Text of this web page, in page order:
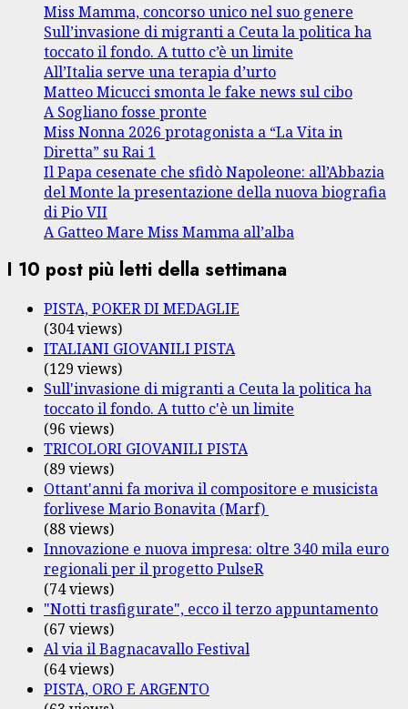
Miss Mamma, concorso unico nel suo genere
Sull’invasione di migranti a Ceuta la politica ha
toccato il fondo. A tutto c’è un limite
All’Italia serve una terapia d’urto
Matteo Micucci smonta le fake news sul cibo
A Sogliano fosse pronte
Miss Nonna 2026 protagonista a “La Vita in
Diretta” su Rai 1
Il Papa cesenate che sfidò Napoleone: all’Abbazia
del Monte la presentazione della nuova biografia
di Pio VII
A Gatteo Mare Miss Mamma all’alba
I 10 post più letti della settimana
PISTA, POKER DI MEDAGLIE
(304 views)
ITALIANI GIOVANILI PISTA
(129 views)
Sull'invasione di migranti a Ceuta la politica ha
toccato il fondo. A tutto c'è un limite
(96 views)
TRICOLORI GIOVANILI PISTA
(89 views)
Ottant'anni fa moriva il compositore e musicista
forlivese Mario Bonavita (Marf)
(88 views)
Innovazione e nuova impresa: oltre 340 mila euro
regionali per il progetto PulseR
(74 views)
"Notti trasfigurate", ecco il terzo appuntamento
(67 views)
Al via il Bagnacavallo Festival
(64 views)
PISTA, ORO E ARGENTO